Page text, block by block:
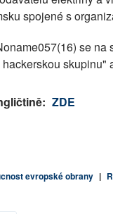
spojené s
se na
ZDE
evropské obrany |